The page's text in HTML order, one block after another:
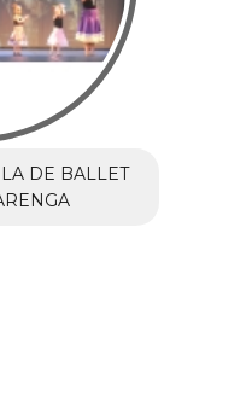
DE BALLET